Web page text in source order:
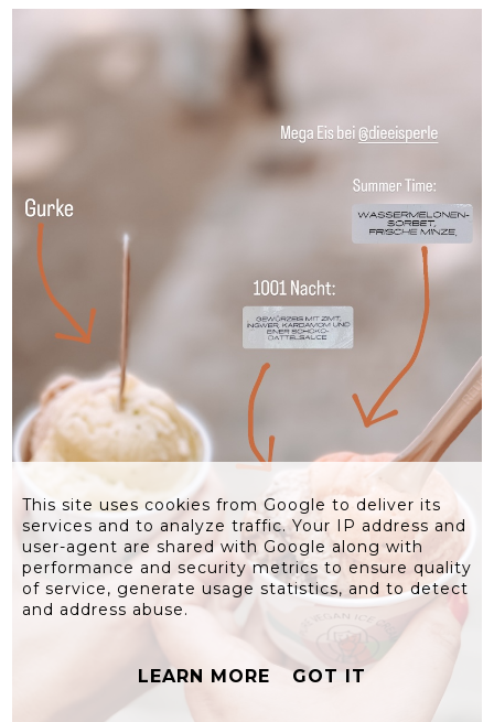
This site uses cookies from Google to deliver its
services and to analyze traffic. Your IP address and
user-agent are shared with Google along with
performance and security metrics to ensure quality
of service, generate usage statistics, and to detect
and address abuse.
LEARN MORE GOT IT